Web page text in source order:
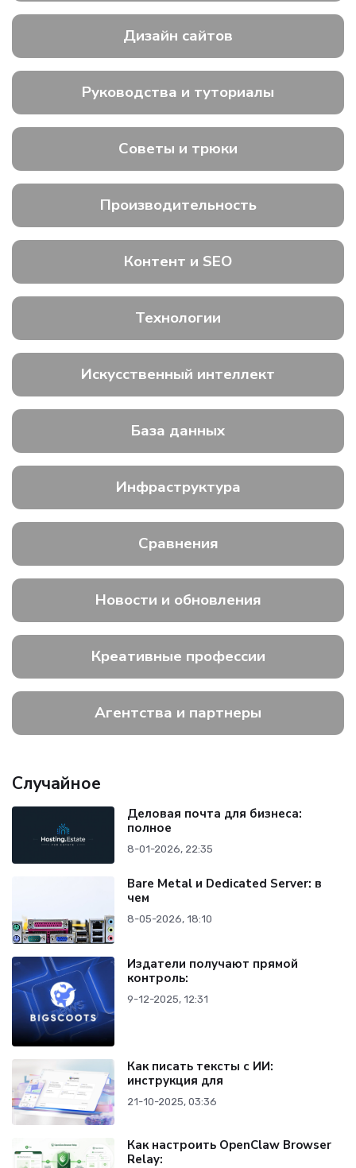
Дизайн сайтов
Руководства и туториалы
Советы и трюки
Производительность
Контент и SEO
Технологии
Искусственный интеллект
База данных
Инфраструктура
Сравнения
Новости и обновления
Креативные профессии
Агентства и партнеры
Случайное
Деловая почта для бизнеса:
полное
8-01-2026, 22:35
Bare Metal и Dedicated Server: в
чем
8-05-2026, 18:10
Издатели получают прямой
контроль:
9-12-2025, 12:31
Как писать тексты с ИИ:
инструкция для
21-10-2025, 03:36
Как настроить OpenClaw Browser
Relay: